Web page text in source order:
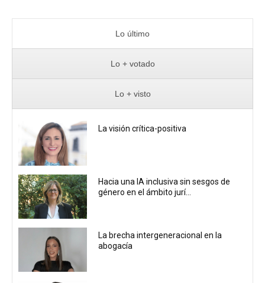
Lo último
Lo + votado
Lo + visto
La visión crítica-positiva
Hacia una IA inclusiva sin sesgos de
género en el ámbito jurí...
La brecha intergeneracional en la
abogacía